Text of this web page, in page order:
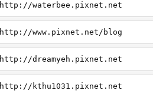
http://waterbee.pixnet.net
http://www.pixnet.net/blog
http://dreamyeh.pixnet.net
http://kthu1031.pixnet.net